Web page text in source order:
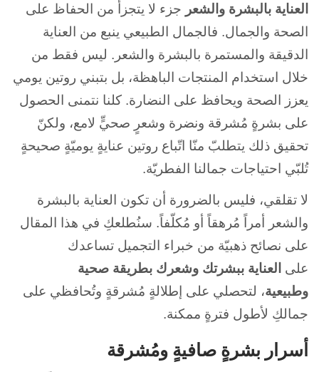
العناية بالبشرة والشعر جزء لا يتجزأ من الحفاظ على
الصحة والجمال. فالجمال الطبيعي ينبع من العناية
الدقيقة والمستمرة بالبشرة والشعر. ليس فقط من
خلال استخدام المنتجات الباهظة، بل بتبني روتين يومي
يعزز الصحة ويحافظ على النضارة. كلنا نتمنى الحصول
على بشرةٍ مُشرقة ونضرة وشعرٍ صحيٍّ لامع، ولكنّ
تحقيق ذلك يتطلبّ منّا اتّباع روتين عنايةٍ يوميّةٍ صحيحةٍ
تُلبّي احتياجات جمالنا الفطريّة.
لا تقلقي، فليس بالضرورة أن تكون العناية بالبشرة
والشعر أمراً مُرهقاً أو مُكلّفاً. سنُطلعكِ في هذا المقال
على نصائح ذهبيّة من خبراء التجميل تساعدك
على العناية ببشرتك وشعرك بطريقة صحية
وطبيعية، لتحصلي على إطلالةٍ مُشرقةٍ وتُحافظي على
جمالكِ لأطول فترةٍ ممكنة.
أسرار بشرةٍ صافيةٍ ومُشرقة